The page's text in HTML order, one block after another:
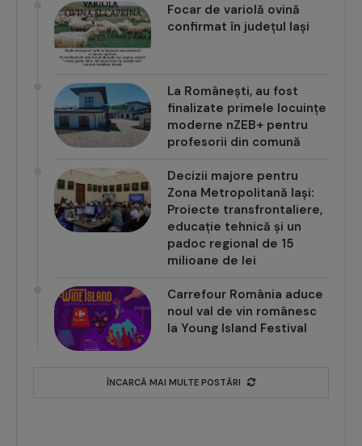
Focar de variolă ovină
confirmat în județul Iași
La Românești, au fost
finalizate primele locuințe
moderne nZEB+ pentru
profesorii din comună
Decizii majore pentru
Zona Metropolitană Iași:
Proiecte transfrontaliere,
educație tehnică și un
padoc regional de 15
milioane de lei
Carrefour România aduce
noul val de vin românesc
la Young Island Festival
ÎNCARCĂ MAI MULTE POSTĂRI